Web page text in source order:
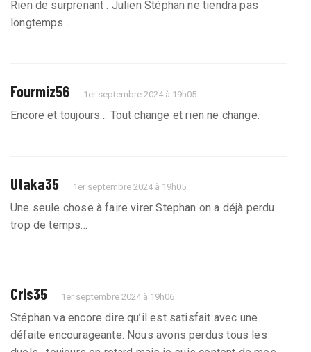
Rien de surprenant . Julien Stéphan ne tiendra pas
longtemps .
Fourmiz56 1er septembre 2024 à 19h05
Encore et toujours… Tout change et rien ne change.
Utaka35 1er septembre 2024 à 19h05
Une seule chose à faire virer Stephan on a déjà perdu
trop de temps…
Cris35 1er septembre 2024 à 19h06
Stéphan va encore dire qu’il est satisfait avec une
défaite encourageante. Nous avons perdus tous les